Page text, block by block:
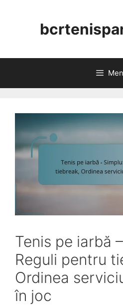
Tenis pe iarbă
Reguli pentru
Ordinea
în joc